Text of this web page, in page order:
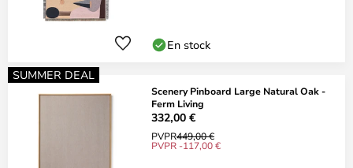
En stock
SUMMER DEAL
Scenery Pinboard Large Natural Oak -
Ferm Living
332,00 €
PVPR449,00 €
PVPR -117,00 €